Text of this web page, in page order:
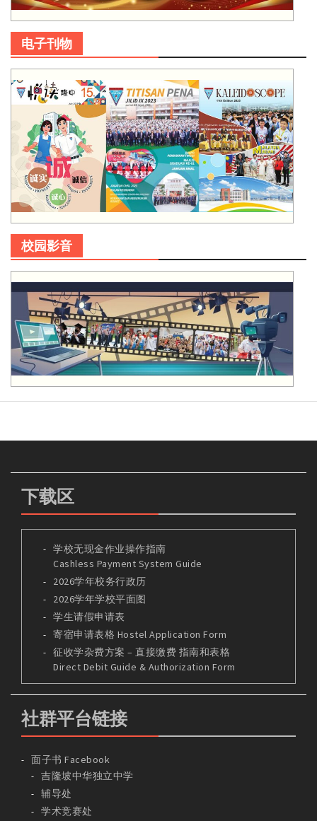
电子刊物
校园影音
下载区
学校无现金作业操作指南
Cashless Payment System Guide
2026学年校务行政历
2026学年学校平面图
学生请假申请表
寄宿申请表格 Hostel Application Form
征收学杂费方案 – 直接缴费 指南和表格
Direct Debit Guide & Authorization Form
社群平台链接
面子书 Facebook
吉隆坡中华独立中学
辅导处
学术竞赛处